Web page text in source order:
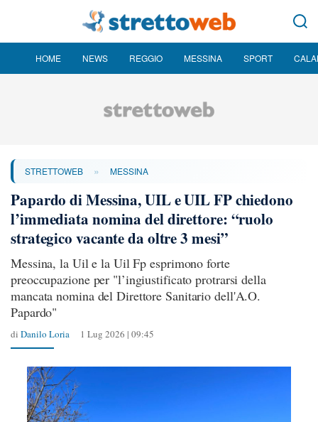
HOME NEWS REGGIO MESSINA SPORT
STRETTOWEB » MESSINA
Papardo di Messina, UIL e UIL FP chiedono
l’immediata nomina del direttore: “ruolo
strategico vacante da oltre 3 mesi”
Messina, la Uil e la Uil Fp esprimono forte
preoccupazione per "l’ingiustificato protrarsi della
mancata nomina del Direttore Sanitario dell'A.O.
Papardo"
di Danilo Loria 1 Lug 2026 | 09:45